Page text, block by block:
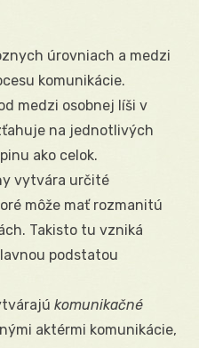
úrovniach a medzi
komunikácie.
medzi osobnej líši v
na jednotlivých
ako celok.
vytvára určité
môže mať rozmanitú
Takisto tu vzniká
podstatou
komunikačné
aktérmi komunikácie,